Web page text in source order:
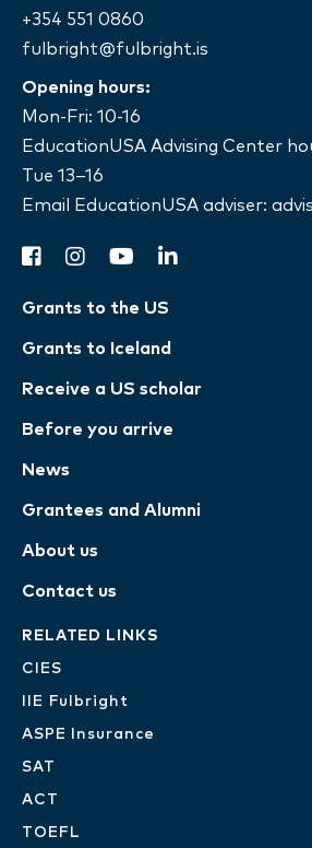
+354 551 0860
fulbright@fulbright.is
Opening hours:
Mon-Fri: 10-16
EducationUSA Advising Center
Tue 13–16
Email EducationUSA adviser:
facebook
instagram
youtubelinkedin
Grants to the US
Grants to Iceland
Receive a US scholar
Before you arrive
News
Grantees and Alumni
About us
Contact us
RELATED LINKS
CIES
IIE Fulbright
ASPE Insurance
SAT
ACT
TOEFL